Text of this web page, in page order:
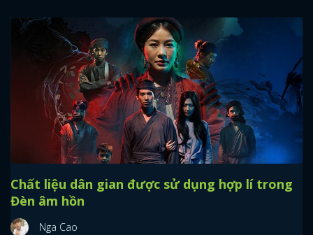
Chất liệu dân gian được sử dụng hợp lí trong
Đèn âm hồn
Nga Cao